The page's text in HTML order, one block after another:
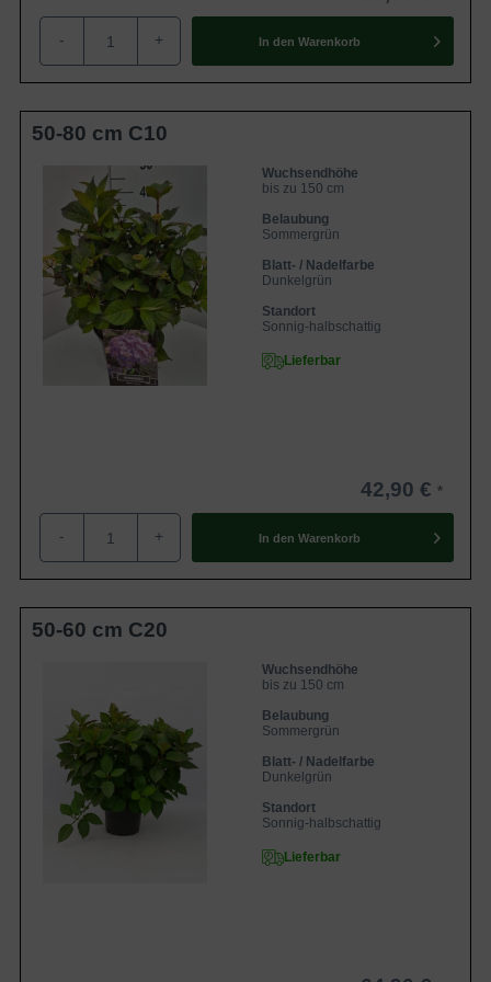
- + In den Warenkorb
50-80 cm C10
Wuchsendhöhe
bis zu 150 cm
Belaubung
Sommergrün
Blatt- / Nadelfarbe
Dunkelgrün
Standort
Sonnig-halbschattig
Lieferbar
42,90 €
- + In den Warenkorb
50-60 cm C20
Wuchsendhöhe
bis zu 150 cm
Belaubung
Sommergrün
Blatt- / Nadelfarbe
Dunkelgrün
Standort
Sonnig-halbschattig
Lieferbar